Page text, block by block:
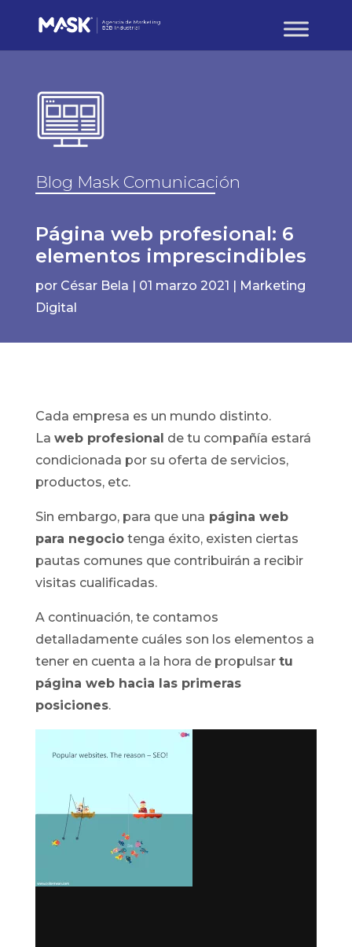
Blog Mask Comunicación
Página web profesional: 6
elementos imprescindibles
por César Bela 01 marzo 2021
Marketing
Digital
Cada empresa es un mundo distinto.
La web profesional de tu compañía estará
condicionada por su oferta de servicios,
productos, etc.
Sin embargo, para que una página web
para negociotenga éxito, existen ciertas
pautas comunes que contribuirán a recibir
visitas cualificadas.
A continuación, te contamos
detalladamente cuáles son los elementos a
tener en cuenta a la hora de propulsar tu
página web hacia las primeras
posiciones.